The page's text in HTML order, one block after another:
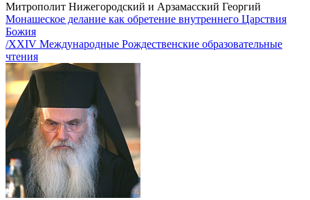
Митрополит Нижегородский и Арзамасский Георгий
Монашеское делание как обретение внутреннего Царствия
Божия
/XXIV Международные Рождественские образовательные
чтения